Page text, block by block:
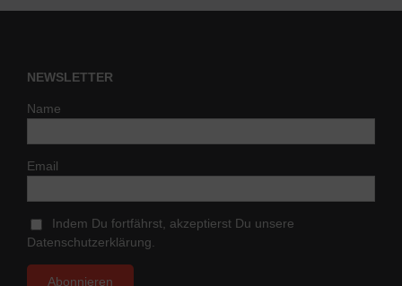
NEWSLETTER
Name
Email
Indem Du fortfährst, akzeptierst Du unsere
Datenschutzerklärung.